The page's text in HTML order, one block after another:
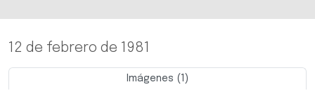
12 de febrero de 1981
Imágenes (1)